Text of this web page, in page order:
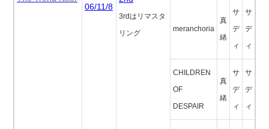
06/11/8
3rdはリマスタ
リング
meranchoria
真
緒
サ
デ
ィ
サ
デ
ィ
CHILDREN
OF
DESPAIR
真
緒
サ
デ
ィ
サ
デ
ィ